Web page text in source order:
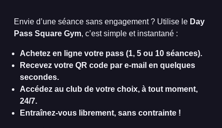
Envie d’une séance sans engagement ? Utilise le Day
Pass Square Gym, c’est simple et instantané :
Achetez en ligne votre pass (1, 5 ou 10 séances).
Recevez votre QR code par e-mail en quelques
secondes.
Accédez au club de votre choix, à tout moment,
24/7.
Entraînez-vous librement, sans contrainte !